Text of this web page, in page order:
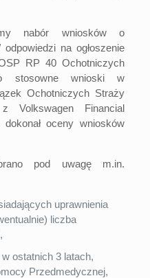
nabór wniosków o
na ogłoszenie
RP 40 Ochotniczych
stosowne wnioski w
Ochotniczych Straży
Volkswagen Financial
oceny wniosków
pod uwagę m.in.
uprawnienia
liczba
ostatnich 3 latach,
Przedmedycznej,